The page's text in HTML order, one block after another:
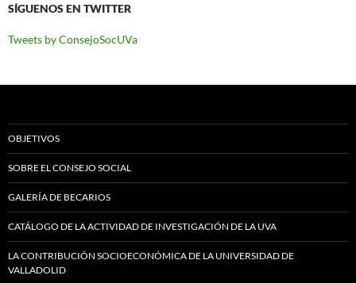
SÍGUENOS EN TWITTER
Tweets by ConsejoSocUVa
OBJETIVOS
SOBRE EL CONSEJO SOCIAL
GALERÍA DE BECARIOS
CATÁLOGO DE LA ACTIVIDAD DE INVESTIGACIÓN DE LA UVA
LA CONTRIBUCIÓN SOCIOECONÓMICA DE LA UNIVERSIDAD DE
VALLADOLID